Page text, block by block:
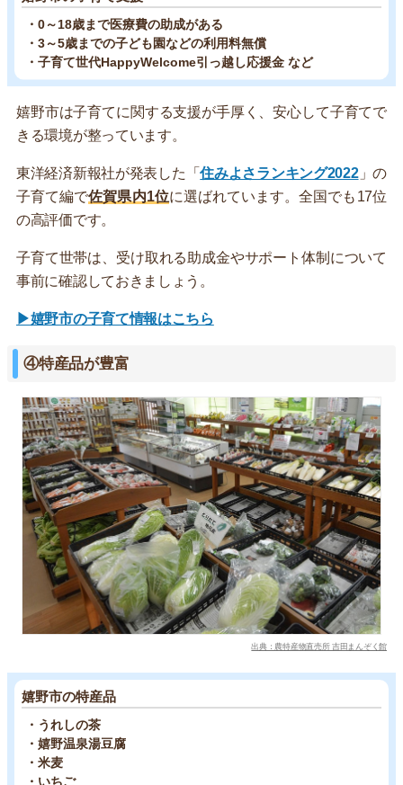
・0～18歳まで医療費の助成がある
・3～5歳までの子ども園などの利用料無償
・子育て世代HappyWelcome引っ越し応援金 など
嬉野市は子育てに関する支援が手厚く、安心して子育てで
きる環境が整っています。
東洋経済新報社が発表した「住みよさランキング2022」の
子育て編で佐賀県内1位に選ばれています。全国でも17位
の高評価です。
子育て世帯は、受け取れる助成金やサポート体制について
事前に確認しておきましょう。
▶嬉野市の子育て情報はこちら
④特産品が豊富
出典：農特産物直売所 吉田まんぞく館
嬉野市の特産品
・うれしの茶
・嬉野温泉湯豆腐
・米麦
・いちご